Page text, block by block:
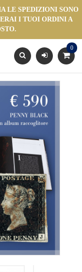
LE SPEDIZIONI SONO
I TUOI ORDINI A
0